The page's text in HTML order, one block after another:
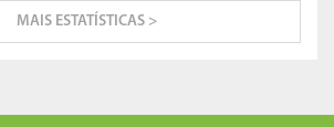
MAIS ESTATÍSTICAS >